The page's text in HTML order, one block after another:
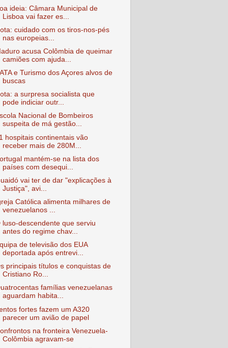
ideia: Câmara Municipal de
Lisboa vai fazer es...
cuidado com os tiros-nos-pés
nas europeias...
acusa Colômbia de queimar
camiões com ajuda...
e Turismo dos Açores alvos de
buscas
a surpresa socialista que
pode indiciar outr...
Nacional de Bombeiros
suspeita de má gestão...
hospitais continentais vão
receber mais de 280M...
mantém-se na lista dos
países com desequi...
vai ter de dar "explicações à
Justiça", avi...
Católica alimenta milhares de
venezuelanos ...
luso-descendente que serviu
antes do regime chav...
de televisão dos EUA
deportada após entrevi...
principais títulos e conquistas de
Cristiano Ro...
famílias venezuelanas
aguardam habita...
fortes fazem um A320
parecer um avião de papel
na fronteira Venezuela-
Colômbia agravam-se